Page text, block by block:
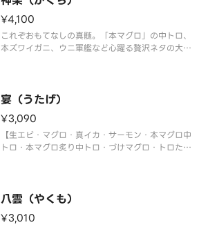
¥4,100
これぞおもてなしの真髄。「本マグロ」の中トロ、
本ズワイガニ、ウニ軍艦など心躍る贅沢ネタの大集
軍艦・イクラ軍艦・切玉子】
宴（うたげ）
¥3,090
【生エビ・マグロ・真イカ・サーモン・本マグロ中
トロ・本マグロ炙り中トロ・づけマグロ・トロたく
八雲（やくも）
¥3,010